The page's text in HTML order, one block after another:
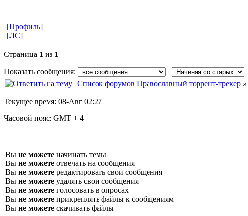
[Профиль]
[ЛС]
Страница 1 из 1
Показать сообщения:
Список форумов Православный торрент-трекер »
Текущее время: 08-Авг 02:27
Часовой пояс: GMT + 4
Вы не можете начинать темы
Вы не можете отвечать на сообщения
Вы не можете редактировать свои сообщения
Вы не можете удалять свои сообщения
Вы не можете голосовать в опросах
Вы не можете прикреплять файлы к сообщениям
Вы не можете скачивать файлы